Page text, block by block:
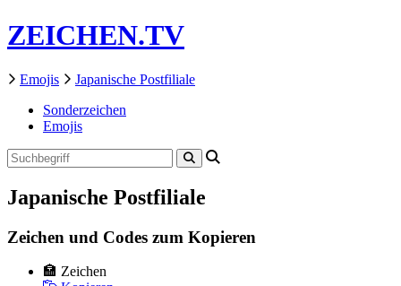
ZEICHEN.TV
Emojis
Japanische Postfiliale
Sonderzeichen
Emojis
Japanische Postfiliale
Zeichen und Codes zum Kopieren
🏣 Zeichen